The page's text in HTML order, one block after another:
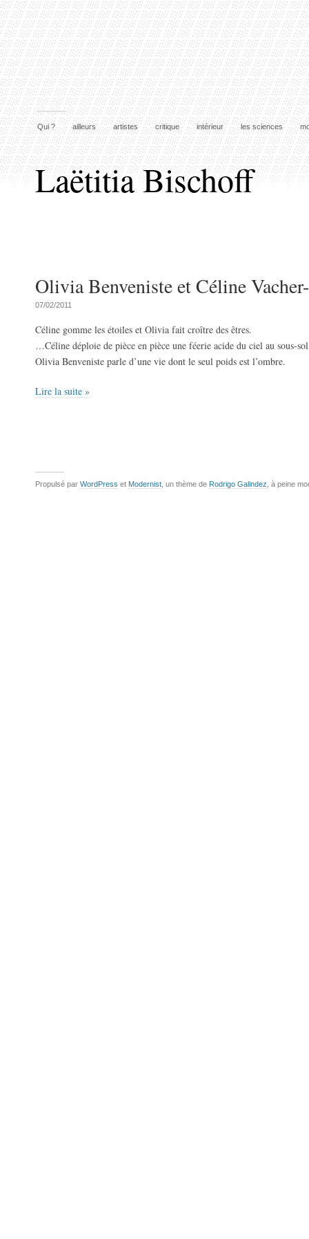
Qui ? ailleurs artistes critique intérieur les sciences
Laëtitia Bischoff
Olivia Benveniste et Céline
07/02/2011
Céline gomme les étoiles et Olivia fait croître des êtres.
…Céline déploie de pièce en pièce une féerie acide du ciel au sous-
Olivia Benveniste parle d’une vie dont le seul poids est l’ombre.
Lire la suite »
Propulsé par WordPress et Modernist , un thème de Rodrigo Galindez , à peine